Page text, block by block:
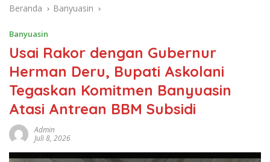
Beranda Banyuasin
Banyuasin
Usai Rakor dengan Gubernur
Herman Deru, Bupati Askolani
Tegaskan Komitmen Banyuasin
Atasi Antrean BBM Subsidi
Admin
Juli 8, 2026